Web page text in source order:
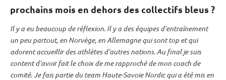
prochains mois en dehors des collectifs bleus ?
Il y a eu beaucoup de réflexion. Il y a des équipes d’entraînement
un peu partout, en Norvège, en Allemagne qui sont top et qui
adorent accueillir des athlètes d’autres nations. Au final je suis
content d’avoir fait le choix de me rapproché de mon coach de
comité. Je fais partie du team Haute-Savoie Nordic qui a été mis en